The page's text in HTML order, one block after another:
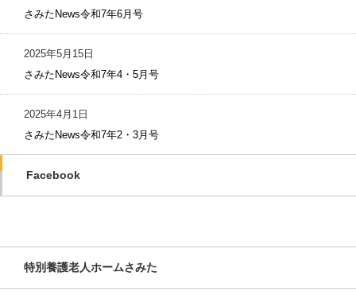
さみたNews令和7年6月号
2025年5月15日
さみたNews令和7年4・5月号
2025年4月1日
さみたNews令和7年2・3月号
Facebook
特別養護老人ホームさみた